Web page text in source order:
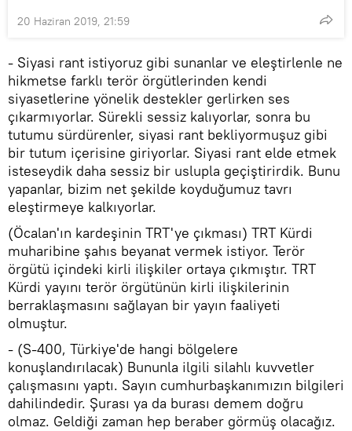
20 Haziran 2019, 21:59
- Siyasi rant istiyoruz gibi sunanlar ve eleştirlenle ne
hikmetse farklı terör örgütlerinden kendi
siyasetlerine yönelik destekler gerlirken ses
çıkarmıyorlar. Sürekli sessiz kalıyorlar, sonra bu
tutumu sürdürenler, siyasi rant bekliyormuşuz gibi
bir tutum içerisine giriyorlar. Siyasi rant elde etmek
isteseydik daha sessiz bir uslupla geçiştirirdik. Bunu
yapanlar, bizim net şekilde koyduğumuz tavrı
eleştirmeye kalkıyorlar.
(Öcalan'ın kardeşinin TRT'ye çıkması) TRT Kürdi
muharibine şahıs beyanat vermek istiyor. Terör
örgütü içindeki kirli ilişkiler ortaya çıkmıştır. TRT
Kürdi yayını terör örgütünün kirli ilişkilerinin
berraklaşmasını sağlayan bir yayın faaliyeti
olmuştur.
- (S-400, Türkiye'de hangi bölgelere
konuşlandırılacak) Bununla ilgili silahlı kuvvetler
çalışmasını yaptı. Sayın cumhurbaşkanımızın bilgileri
dahilindedir. Şurası ya da burası demem doğru
olmaz. Geldiği zaman hep beraber görmüş olacağız.